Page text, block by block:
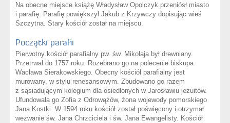
Na obecne miejsce książę Władysław Opolczyk przeniósł miasto
i parafię. Parafię powiększył Jakub z Krzywczy dopisując wieś
Szczytna. Stary kościół został na miejscu.
Początki parafii
Pierwotny kościół parafialny pw. św. Mikołaja był drewniany.
Przetrwał do 1757 roku. Rozebrano go na polecenie biskupa
Wacława Sierakowskiego. Obecny kościół parafialny jest
murowany, w stylu renesansowym. Zbudowano go razem
z sąsiadującym kolegium dla osiedlonych w Jarosławiu jezuitów.
Ufundowała go Zofia z Odrowążów, żona wojewody pomorskiego
Jana Kostki. W 1594 roku kościół został poświęcony i otrzymał
wezwanie św. Jana Chrzciciela i św. Jana Ewangelisty. Kościół